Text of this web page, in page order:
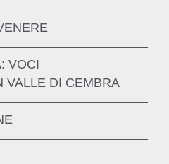
VOCI
VALLE DI CEMBRA